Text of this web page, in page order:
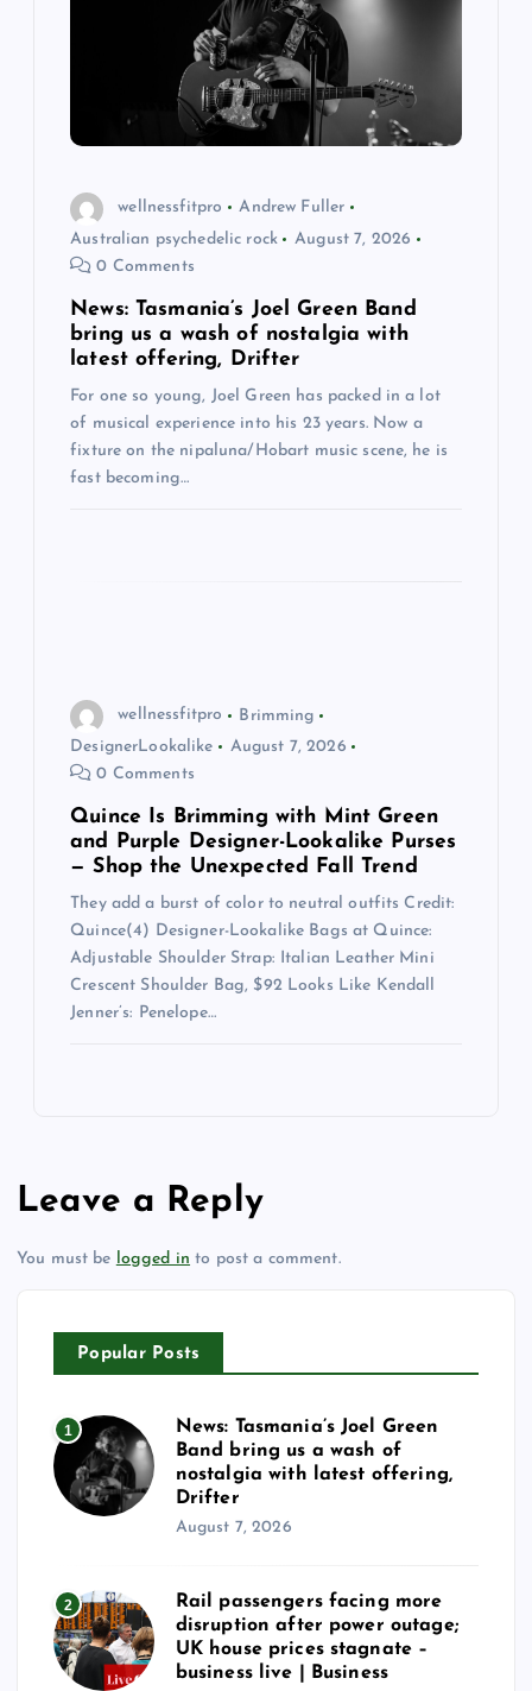
wellnessfitpro
Andrew Fuller
Australian psychedelic rock
August 7, 2026
0 Comments
News: Tasmania’s Joel Green Band
bring us a wash of nostalgia with
latest offering, Drifter
For one so young, Joel Green has packed in a lot
of musical experience into his 23 years. Now a
fixture on the nipaluna/Hobart music scene, he is
fast becoming…
wellnessfitpro
Brimming
DesignerLookalike
August 7, 2026
0 Comments
Quince Is Brimming with Mint Green
and Purple Designer-Lookalike Purses
— Shop the Unexpected Fall Trend
They add a burst of color to neutral outfits Credit:
Quince(4) Designer-Lookalike Bags at Quince:
Adjustable Shoulder Strap: Italian Leather Mini
Crescent Shoulder Bag, $92 Looks Like Kendall
Jenner’s: Penelope…
Leave a Reply
You must be logged in to post a comment.
Popular Posts
1
News: Tasmania’s Joel Green
Band bring us a wash of
nostalgia with latest offering,
Drifter
August 7, 2026
2
Rail passengers facing more
disruption after power outage;
UK house prices stagnate –
business live | Business